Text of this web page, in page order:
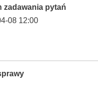
zadawania pytań
08 12:00